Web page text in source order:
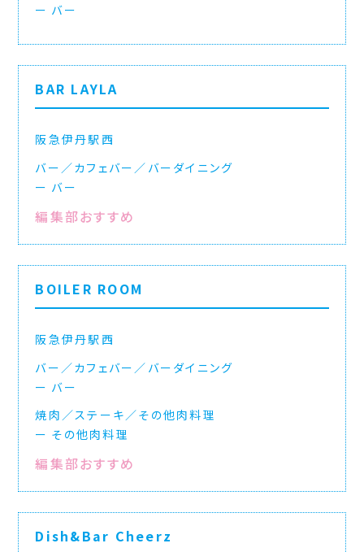
バー
BAR LAYLA
阪急伊丹駅西
バー／カフェバー／バーダイニング
バー
編集部おすすめ
BOILER ROOM
阪急伊丹駅西
バー／カフェバー／バーダイニング
バー
焼肉／ステーキ／その他肉料理
その他肉料理
編集部おすすめ
Dish&Bar Cheerz